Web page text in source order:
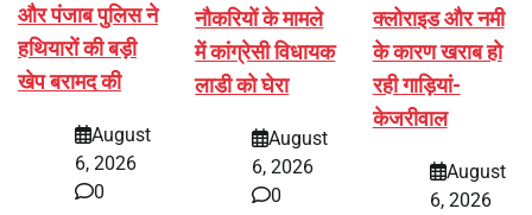
और पंजाब पुलिस ने
हथियारों की बड़ी
खेप बरामद की
August
6, 2026
0
नौकरियों के मामले
में कांग्रेसी विधायक
लाडी को घेरा
August
6, 2026
0
क्लोराइड और नमी
के कारण खराब हो
रही गाड़ियां-
केजरीवाल
August
6, 2026